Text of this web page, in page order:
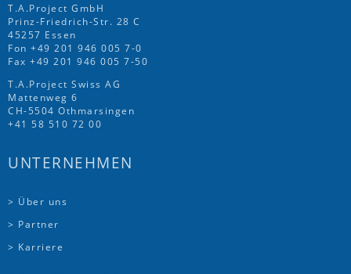
T.A.Project GmbH
Prinz-Friedrich-Str. 28 C
45257 Essen
Fon +49 201 946 005 7-0
Fax +49 201 946 005 7-50
T.A.Project Swiss AG
Mattenweg 6
CH-5504 Othmarsingen
+41 58 510 72 00
UNTERNEHMEN
> Über uns
> Partner
> Karriere